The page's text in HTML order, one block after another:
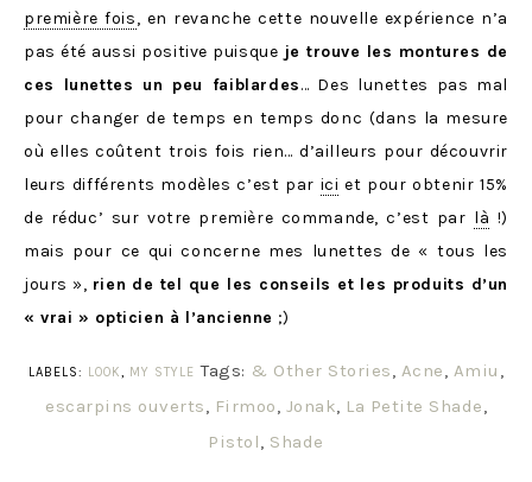
première fois, en revanche cette nouvelle expérience n’a
pas été aussi positive puisque je trouve les montures de
ces lunettes un peu faiblardes… Des lunettes pas mal
pour changer de temps en temps donc (dans la mesure
où elles coûtent trois fois rien… d’ailleurs pour découvrir
leurs différents modèles c’est par ici et pour obtenir 15%
de réduc’ sur votre première commande, c’est par là !)
mais pour ce qui concerne mes lunettes de « tous les
jours », rien de tel que les conseils et les produits d’un
« vrai » opticien à l’ancienne ;)
LABELS: LOOK, MY STYLE Tags: & Other Stories, Acne, Amiu ,
escarpins ouverts, Firmoo, Jonak, La Petite Shade,
Pistol, Shade